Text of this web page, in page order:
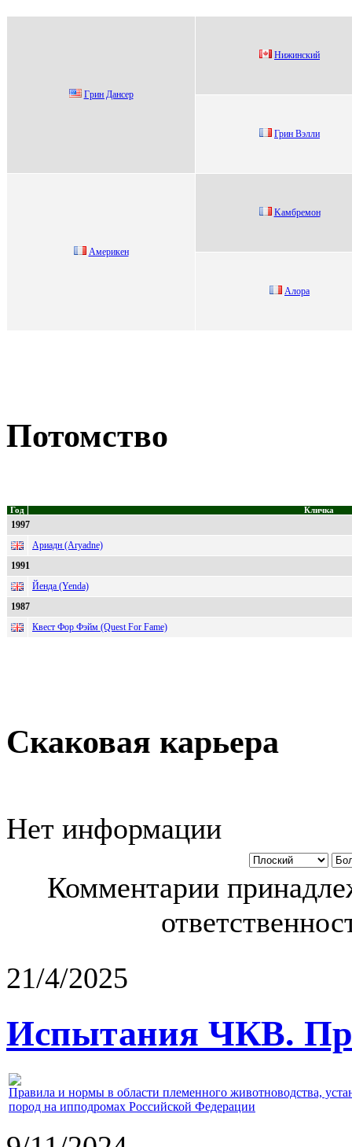
Гpин Дaнсep
Hижинcкий
Грин Вэлли
Амepикeн
Kaмбремoн
Алopa
Потомство
Год Кличка
1997
Ариадн (Aryadne)
1991
Йенда (Yenda)
1987
Квест Фор Фэйм (Quest For Fame)
Скаковая карьера
Нет информации
Комментарии
21/4/2025
Испытания ЧКВ.
Правила и нормы в области племенного животноводства,
пород на ипподромах Российской Федерации